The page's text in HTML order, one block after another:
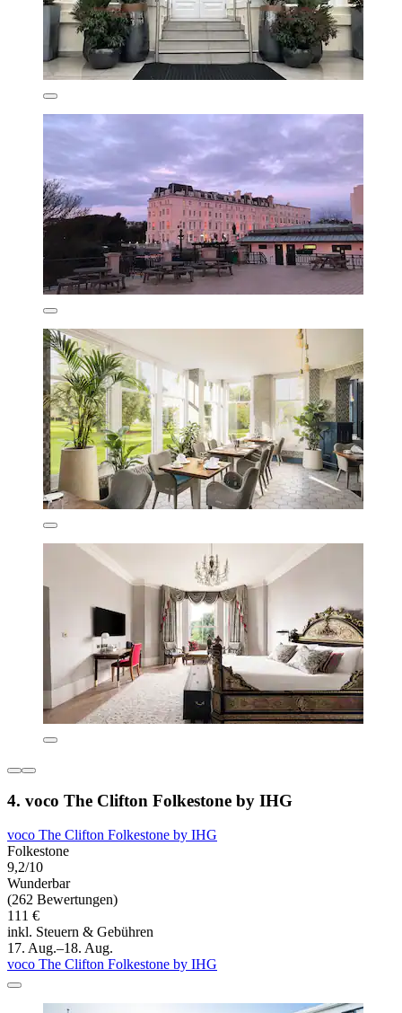
4. voco The Clifton Folkestone by IHG
voco The Clifton Folkestone by IHG
Folkestone
9,2/10
Wunderbar
(262 Bewertungen)
111 €
inkl. Steuern & Gebühren
17. Aug.–18. Aug.
voco The Clifton Folkestone by IHG